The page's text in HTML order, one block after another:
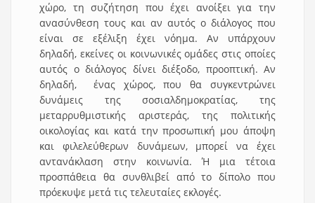
χώρο, τη συζήτηση που έχει ανοίξει για την
ανασύνθεση τους και αν αυτός ο διάλογος που
είναι σε εξέλιξη έχει νόημα. Αν υπάρχουν
δηλαδή, εκείνες οι κοινωνικές ομάδες στις οποίες
αυτός ο διάλογος δίνει διέξοδο, προοπτική. Αν
δηλαδή, ένας χώρος, που θα συγκεντρώνει
δυνάμεις της σοσιαλδημοκρατίας, της
μεταρρυθμιστικής αριστεράς, της πολιτικής
οικολογίας και κατά την προσωπική μου άποψη
και φιλελεύθερων δυνάμεων, μπορεί να έχει
αντανάκλαση στην κοινωνία. Ή μια τέτοια
προσπάθεια θα συνθλιβεί από το δίπολο που
πρόεκυψε μετά τις τελευταίες εκλογές.